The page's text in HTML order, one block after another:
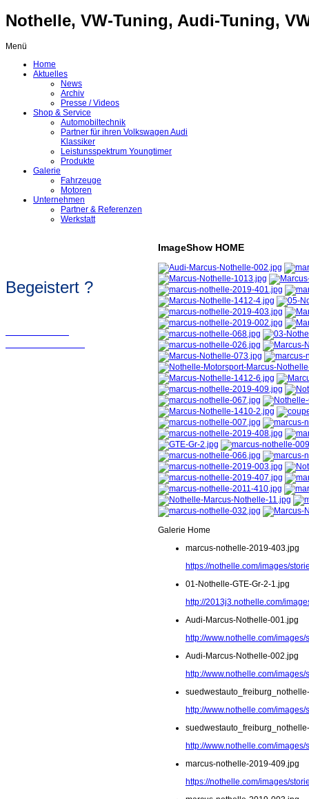
Nothelle, VW-Tuning, Audi-Tuning,
Menü
Home
Aktuelles
News
Archiv
Presse / Videos
Shop & Service
Automobiltechnik
Partner für ihren Volkswagen Audi
Klassiker
Leistunsspektrum Youngtimer
Produkte
Galerie
Fahrzeuge
Motoren
Unternehmen
Partner & Referenzen
Werkstatt
ImageShow HOME
Galerie Home
marcus-nothelle-2019-403.jpg
https://nothelle.com/images/
01-Nothelle-GTE-Gr-2-1.jpg
http://2013j3.nothelle.com/
Audi-Marcus-Nothelle-001.jpg
http://www.nothelle.com/
Audi-Marcus-Nothelle-002.jpg
http://www.nothelle.com/
http://www.nothelle.com/
http://www.nothelle.com/
marcus-nothelle-2019-409.jpg
https://nothelle.com/images/
Begeistert ?